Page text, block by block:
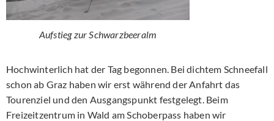
Aufstieg zur Schwarzbeeralm
Hochwinterlich hat der Tag begonnen. Bei dichtem Schneefall
schon ab Graz haben wir erst während der Anfahrt das
Tourenziel und den Ausgangspunkt festgelegt. Beim
Freizeitzentrum in Wald am Schoberpass haben wir